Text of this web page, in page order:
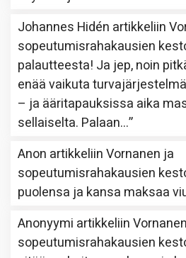
Johannes Hidén artikkeliin
sopeutumisrahakausien
palautteesta! Ja jep, noin
enää vaikuta
– ja ääritapauksissa aika
sellaiselta. Palaan…”
Anon artikkeliinVornanen ja
sopeutumisrahakausien
puolensa ja kansa maksaa
Anonyymi artikkeliin
sopeutumisrahakausien